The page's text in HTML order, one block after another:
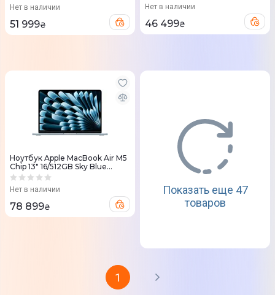
Нет в наличии
51 999₴
Нет в наличии
46 499₴
Ноутбук Apple MacBook Air M5
Chip 13" 16/512GB Sky Blue
(MDHH4) 2026
Нет в наличии
78 899₴
Показать еще 47
товаров
1